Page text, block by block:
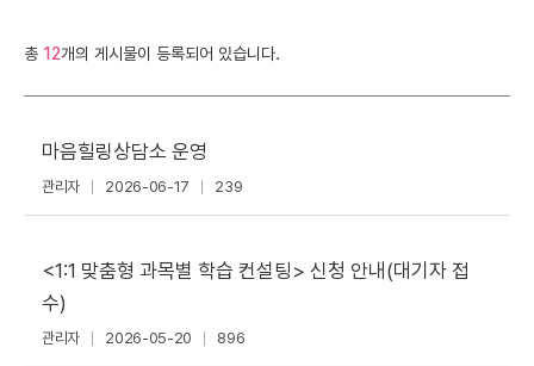
총 12개의 게시물이 등록되어 있습니다.
마음힐링상담소 운영
관리자 2026-06-17 239
<1:1 맞춤형 과목별 학습 컨설팅> 신청 안내(대기자 접
수)
관리자 2026-05-20 896